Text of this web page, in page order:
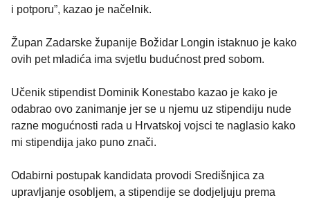
i potporu”, kazao je načelnik.
Župan Zadarske županije Božidar Longin istaknuo je kako
ovih pet mladića ima svjetlu budućnost pred sobom.
Učenik stipendist Dominik Konestabo kazao je kako je
odabrao ovo zanimanje jer se u njemu uz stipendiju nude
razne mogućnosti rada u Hrvatskoj vojsci te naglasio kako
mi stipendija jako puno znači.
Odabirni postupak kandidata provodi Središnjica za
upravljanje osobljem, a stipendije se dodjeljuju prema